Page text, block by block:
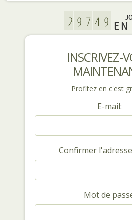
EN
INSCRIVEZ-
Profitez en c'est
E-mail:
Confirmer
Mot de